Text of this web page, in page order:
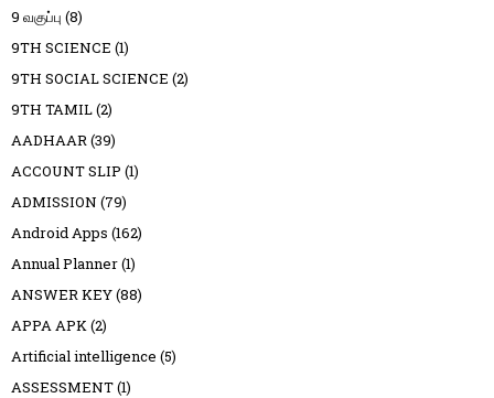
9 வகுப்பு (8)
9TH SCIENCE (1)
9TH SOCIAL SCIENCE (2)
9TH TAMIL(2)
AADHAAR(39)
ACCOUNT SLIP (1)
ADMISSION (79)
Android Apps (162)
Annual Planner(1)
ANSWER KEY(88)
APPA APK(2)
Artificial intelligence (5)
ASSESSMENT(1)